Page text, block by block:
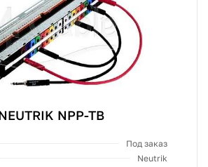
NPP-TB
Под заказ
Neutrik